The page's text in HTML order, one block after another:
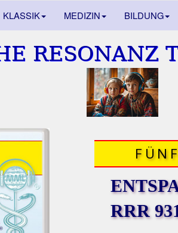
KLASSIK MEDIZIN BILDUNG
RESONANZ
RRR